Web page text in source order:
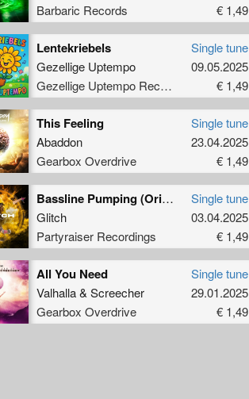
Barbaric Records
€ 1,49
Lentekriebels
Gezellige Uptempo
Gezellige Uptempo Records
Single tune
09.05.2025
€ 1,49
This Feeling
Abaddon
Gearbox Overdrive
Single tune
23.04.2025
€ 1,49
Bassline Pumping (Original Mix)
Glitch
Partyraiser Recordings
Single tune
03.04.2025
€ 1,49
All You Need
Valhalla& Screecher
Gearbox Overdrive
Single tune
29.01.2025
€ 1,49